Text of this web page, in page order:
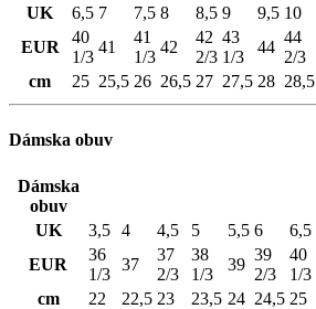
UK
6,5 7 7,5 8 8,5 9 9,5 10
EUR
40
1/3
41
41
1/3
42
42
2/3
43
1/3
44
44
2/3
cm
25 25,5 26 26,5 27 27,5 28 28,5
Dámska obuv
Dámska
obuv
UK
3,5 4 4,5 5 5,5 6 6,5
EUR
36
1/3
37
37
2/3
38
1/3
39
39
2/3
40
1/3
cm
22 22,5 23 23,5 24 24,5 25